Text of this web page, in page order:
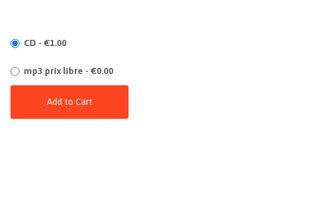
CD - €1.00
mp3 prix libre - €0.00
Add to Cart